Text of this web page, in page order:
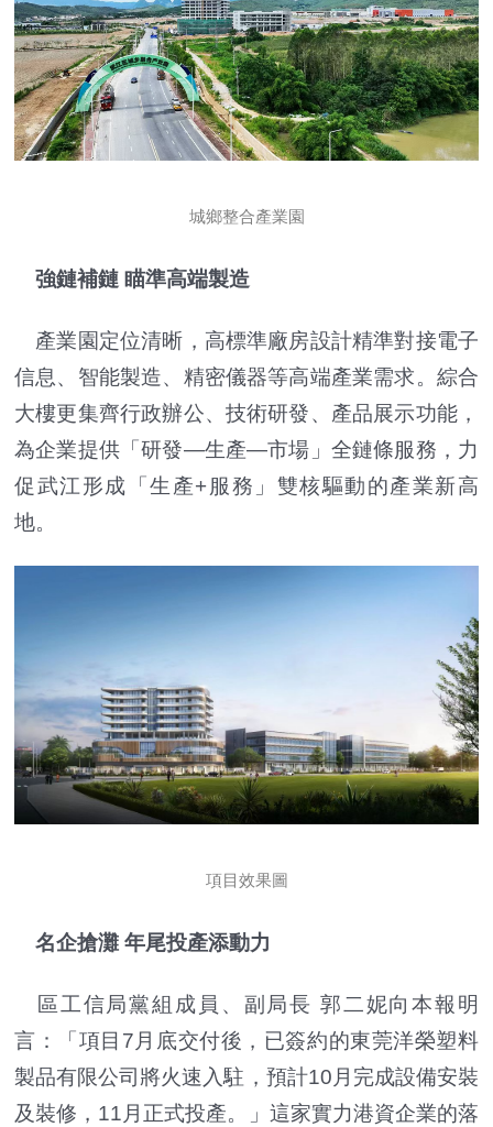
城鄉整合產業園
強鏈補鏈 瞄準高端製造
產業園定位清晰，高標準廠房設計精準對接電子
信息、智能製造、精密儀器等高端產業需求。綜合
大樓更集齊行政辦公、技術研發、產品展示功能，
為企業提供「研發—生產—市場」全鏈條服務，力
促武江形成「生產+服務」雙核驅動的產業新高
地。
項目效果圖
名企搶灘 年尾投產添動力
區工信局黨組成員、副局長 郭二妮向本報明
言：「項目7月底交付後，已簽約的東莞洋榮塑料
製品有限公司將火速入駐，預計10月完成設備安裝
及裝修，11月正式投產。」這家實力港資企業的落